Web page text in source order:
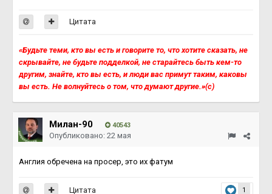
Цитата
«Будьте теми, кто вы есть и говорите то, что хотите сказать, не
скрывайте, не будьте подделкой, не старайтесь быть кем-то
другим, знайте, кто вы есть, и люди вас примут таким, каковы
вы есть. Не волнуйтесь о том, что думают другие.»(с)
Милан-90 40543
Опубликовано: 22 мая
Англия обречена на просер, это их фатум
1
Цитата